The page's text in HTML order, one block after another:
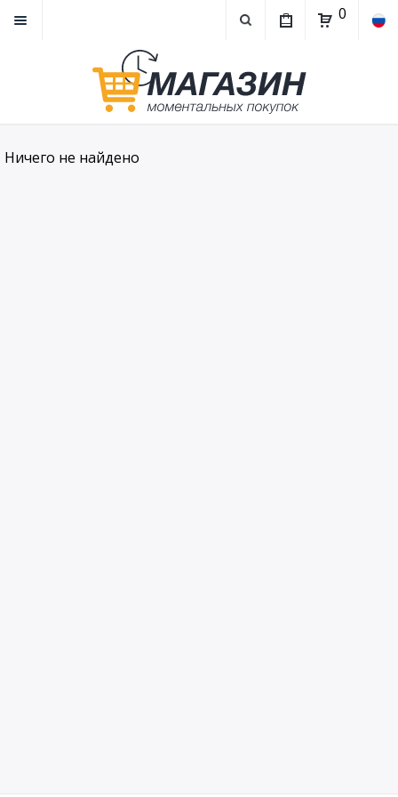
0
Ничего не найдено